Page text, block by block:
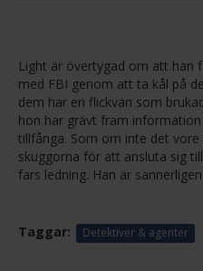
Light är övertygad om att han
med FBI genom att ta kål på
dem har en flickvän som
hon har grävt fram
tillfånga. Som om inte det
skuggorna för att ansluta sig
fars ledning. Han är
Taggar: Detektiver & agenter